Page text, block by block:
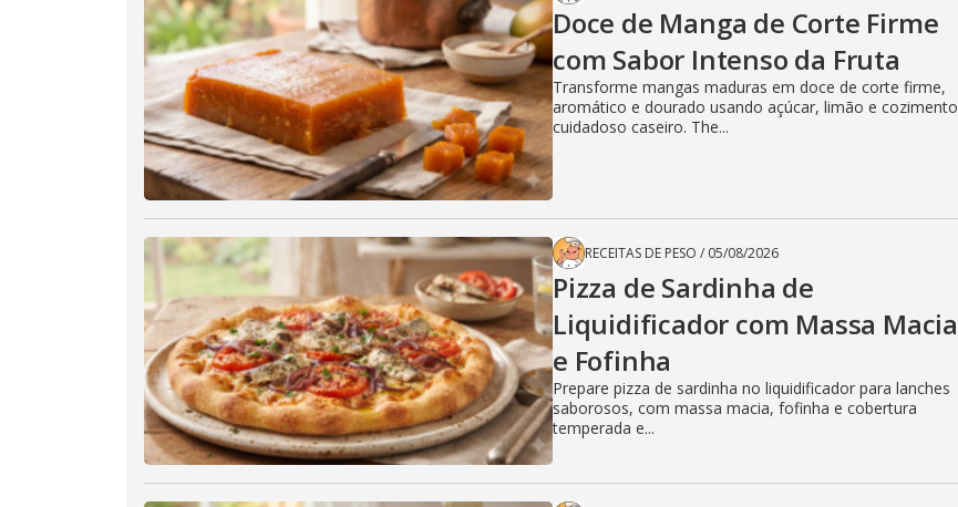
Doce de Manga de Corte Firme
com Sabor Intenso da Fruta
Transforme mangas maduras em doce de corte firme,
aromático e dourado usando açúcar, limão e cozimento
cuidadoso caseiro. The...
RECEITAS DE PESO / 05/08/2026
Pizza de Sardinha de
Liquidificador com Massa Macia
e Fofinha
Prepare pizza de sardinha no liquidificador para lanches
saborosos, com massa macia, fofinha e cobertura
temperada e...